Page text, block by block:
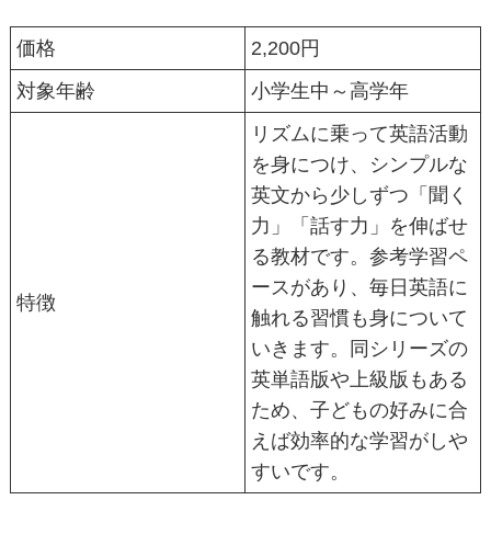
価格
2,200円
対象年齢
小学生中～高学年
特徴
リズムに乗って英語活動
を身につけ、シンプルな
英文から少しずつ「聞く
力」「話す力」を伸ばせ
る教材です。参考学習ペ
ースがあり、毎日英語に
触れる習慣も身について
いきます。同シリーズの
英単語版や上級版もある
ため、子どもの好みに合
えば効率的な学習がしや
すいです。